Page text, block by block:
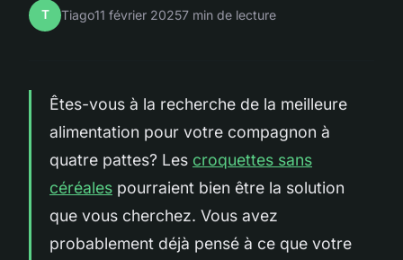
T Tiago11 février 20257 min de lecture
Êtes-vous à la recherche de la meilleure
alimentation pour votre compagnon à
quatre pattes? Les croquettes sans
céréales pourraient bien être la solution
que vous cherchez. Vous avez
probablement déjà pensé à ce que votre